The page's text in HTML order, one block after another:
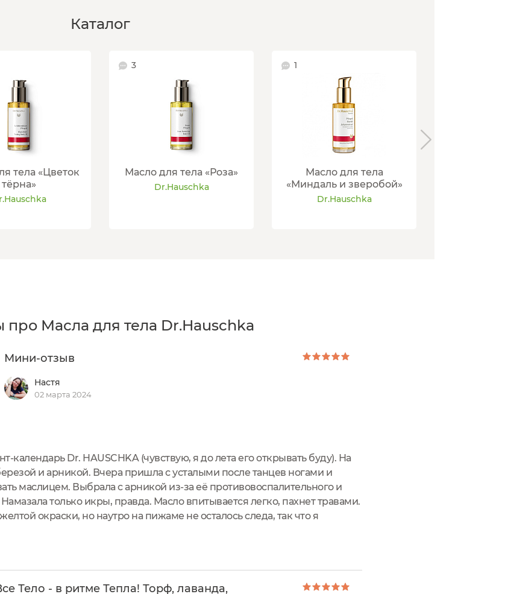
Каталог
тела «Цветок
тёрна»
3
Масло для тела «Роза»
Dr.Hauschka
1
Масло для тела
«Миндаль и зверобой»
Dr.Hauschka
про Масла для тела Dr.Hauschka
Мини-отзыв
Настя
02 марта 2024
календарь Dr. HAUSCHKA (чувствую, я до лета его открывать буду). На
и арникой. Вчера пришла с усталыми после танцев ногами и
маслицем. Выбрала с арникой из-за её противовоспалительного и
только икры, правда. Масло впитывается легко, пахнет травами.
окраски, но наутро на пижаме не осталось следа, так что я
Тело - в ритме Тепла! Торф, лаванда,